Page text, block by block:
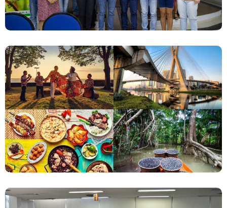
Novas Filiais Da Terceira Via